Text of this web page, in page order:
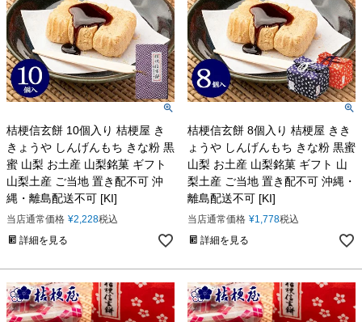
桔梗信玄餅 10個入り 桔梗屋 き
きょうや しんげんもち きな粉 黒
蜜 山梨 お土産 山梨銘菓 ギフト
山梨土産 ご当地 置き配不可 沖
縄・離島配送不可 [KI]
当店通常価格 ¥2,228税込
詳細を見る
桔梗信玄餅 8個入り 桔梗屋 きき
ょうや しんげんもち きな粉 黒蜜
山梨 お土産 山梨銘菓 ギフト 山
梨土産 ご当地 置き配不可 沖縄・
離島配送不可 [KI]
当店通常価格 ¥1,778税込
詳細を見る